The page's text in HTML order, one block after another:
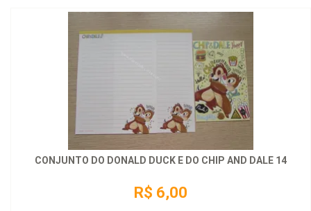
CONJUNTO DO DONALD DUCK E DO CHIP AND DALE 14
R$ 6,00